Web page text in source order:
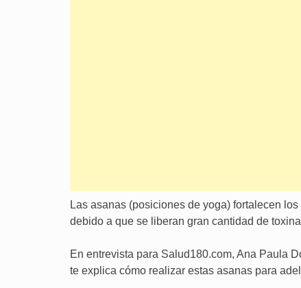
Las asanas (posiciones de yoga) fortalecen
debido a que se liberan gran cantidad de
En entrevista para Salud180.com, Ana Paula
te explica cómo realizar estas asanas para